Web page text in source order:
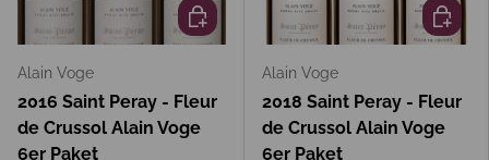
Alain Voge
2016 Saint Peray - Fleur
de Crussol Alain Voge
6er Paket
In den Warenkorb
Alain Voge
2018 Saint Peray - Fleur
de Crussol Alain Voge
6er Paket
In den